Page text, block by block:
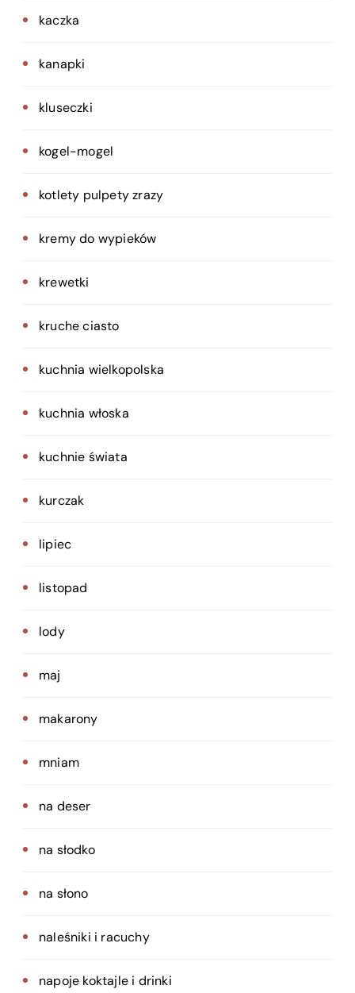
kaczka
kanapki
kluseczki
kogel-mogel
kotlety pulpety zrazy
kremy do wypieków
krewetki
kruche ciasto
kuchnia wielkopolska
kuchnia włoska
kuchnie świata
kurczak
lipiec
listopad
lody
maj
makarony
mniam
na deser
na słodko
na słono
naleśniki i racuchy
napoje koktajle i drinki